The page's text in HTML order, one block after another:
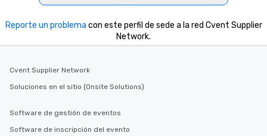
Reporte un problema con este perfil de sede a la red Cvent Supplier
Network.
Cvent Supplier Network
Soluciones en el sitio (Onsite Solutions)
Software de gestión de eventos
Software de inscripción del evento